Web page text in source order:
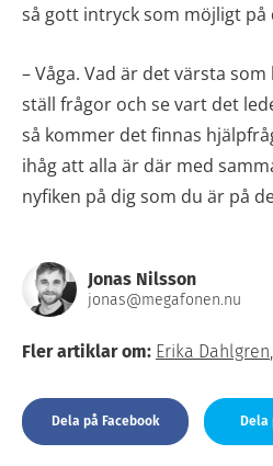
så gott intryck som möjligt på
– Våga. Vad är det värsta
ställ frågor och se vart det
så kommer det finnas
ihåg att alla är där med
nyfiken på dig som du är på
Jonas Nilsson
jonas@megafonen.nu
Fler artiklar om: Erika Dahlgren,
Dela på Facebook Dela